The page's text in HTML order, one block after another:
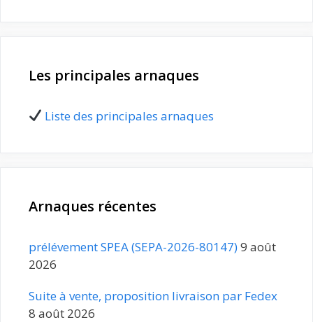
Les principales arnaques
Liste des principales arnaques
Arnaques récentes
prélévement SPEA (SEPA-2026-80147)9 août
2026
Suite à vente, proposition livraison par Fedex
8 août 2026